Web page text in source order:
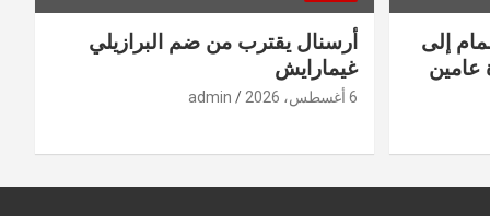
إلى
عامين
أرسنال يقترب من ضم البرازيلي
غيمارايش
6 أغسطس، 2026 admin